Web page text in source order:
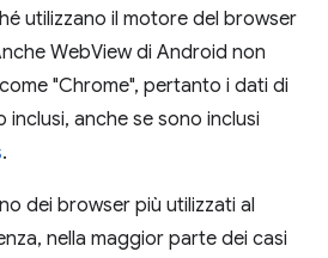
utilizzano il motore del browser
WebView di Android non
"Chrome", pertanto i dati di
anche se sono inclusi
.
dei browser più utilizzati al
nella maggior parte dei casi